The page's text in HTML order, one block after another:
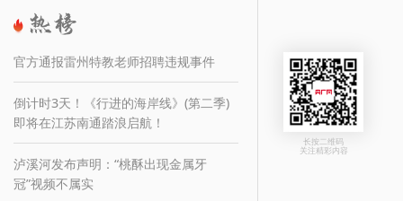
官方通报雷州特教老师招聘违规事件
倒计时3天！《行进的海岸线》(第二季)
即将在江苏南通踏浪启航！
泸溪河发布声明：“桃酥出现金属牙
冠”视频不属实
长按二维码
关注精彩内容